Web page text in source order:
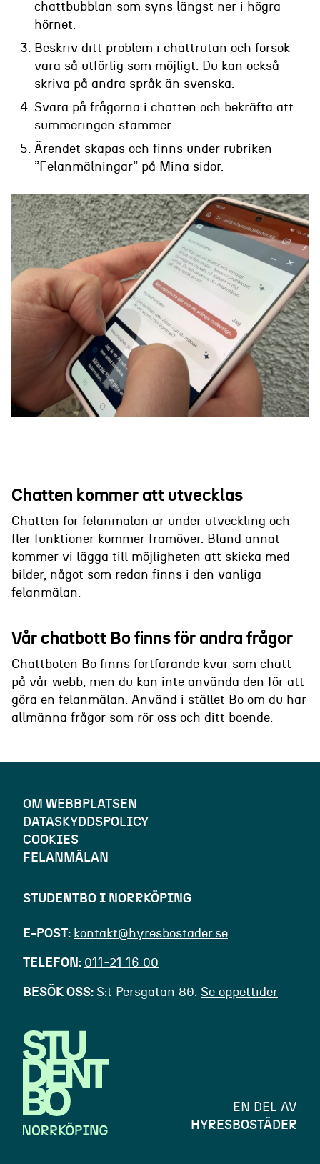
chattbubblan som syns längst ner i högra
hörnet.
Beskriv ditt problem i chattrutan och försök
vara så utförlig som möjligt. Du kan också
skriva på andra språk än svenska.
Svara på frågorna i chatten och bekräfta att
summeringen stämmer.
Ärendet skapas och finns under rubriken
”Felanmälningar” på Mina sidor.
Chatten kommer att utvecklas
Chatten för felanmälan är under utveckling och
fler funktioner kommer framöver. Bland annat
kommer vi lägga till möjligheten att skicka med
bilder, något som redan finns i den vanliga
felanmälan.
Vår chatbott Bo finns för andra frågor
Chattboten Bo finns fortfarande kvar som chatt
på vår webb, men du kan inte använda den för att
göra en felanmälan. Använd i stället Bo om du har
allmänna frågor som rör oss och ditt boende.
OM WEBBPLATSEN
DATASKYDDSPOLICY
COOKIES
FELANMÄLAN
STUDENTBO I NORRKÖPING
E-POST kontakt@hyresbostader.se
TELEFON 011-21 16 00
BESÖK OSS S:t Persgatan 80. Se öppettider
EN DEL AV
HYRESBOSTÄDER